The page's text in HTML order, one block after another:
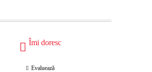
Îmi doresc
Evaluează